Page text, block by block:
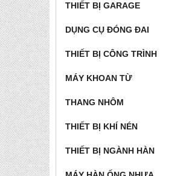
THIẾT BỊ GARAGE
DỤNG CỤ ĐÓNG ĐAI
THIẾT BỊ CÔNG TRÌNH
MÁY KHOAN TỪ
THANG NHÔM
THIẾT BỊ KHÍ NÉN
THIẾT BỊ NGÀNH HÀN